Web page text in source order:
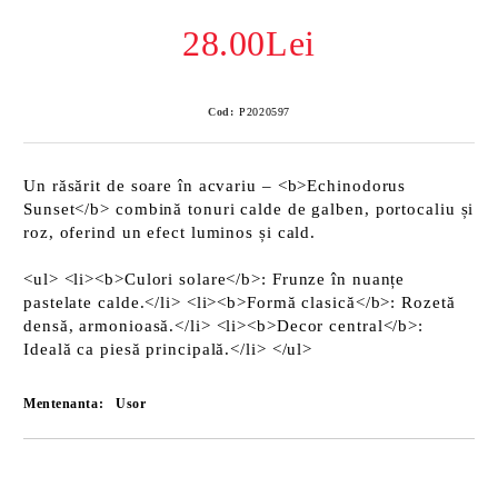
28.00Lei
Cod: P2020597
Un răsărit de soare în acvariu – <b>Echinodorus
Sunset</b> combină tonuri calde de galben, portocaliu și
roz, oferind un efect luminos și cald.
<ul> <li><b>Culori solare</b>: Frunze în nuanțe
pastelate calde.</li> <li><b>Formă clasică</b>: Rozetă
densă, armonioasă.</li> <li><b>Decor central</b>:
Ideală ca piesă principală.</li> </ul>
Mentenanta: Usor